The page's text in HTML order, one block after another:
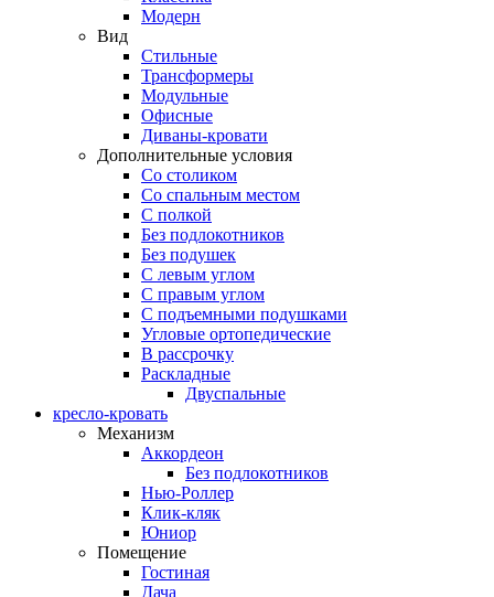
Модерн
Вид
Стильные
Трансформеры
Модульные
Офисные
Диваны-кровати
Дополнительные условия
Со столиком
Со спальным местом
С полкой
Без подлокотников
Без подушек
C левым углом
C правым углом
С подъемными подушками
Угловые ортопедические
В рассрочку
Раскладные
Двуспальные
кресло-кровать
Механизм
Аккордеон
Без подлокотников
Нью-Роллер
Клик-кляк
Юниор
Помещение
Гостиная
Дача